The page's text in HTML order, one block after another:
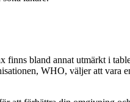
bland annat utmärkt i
WHO, väljer att